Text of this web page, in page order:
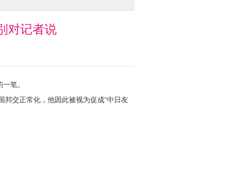
对记者说
笔。
交正常化，他因此被视为促成“中日友